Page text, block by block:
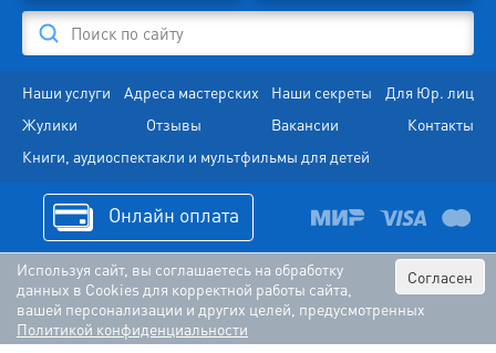
Поиск по сайту
Наши услуги Адреса мастерских Наши секреты
Для Юр. лиц
Жулики
Отзывы Вакансии
Контакты
Книги, аудиоспектакли и мультфильмы для детей
Онлайн оплата
Согласен
Используя сайт, вы соглашаетесь на обработку
данных в Cookies для корректной работы сайта,
вашей персонализации и других целей, предусмотренных
Политикой конфиденциальности